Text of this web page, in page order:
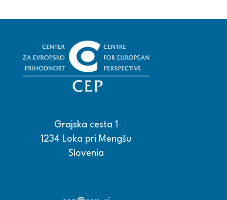
Grajska cesta 1
1234 Loka pri Mengšu
Slovenia